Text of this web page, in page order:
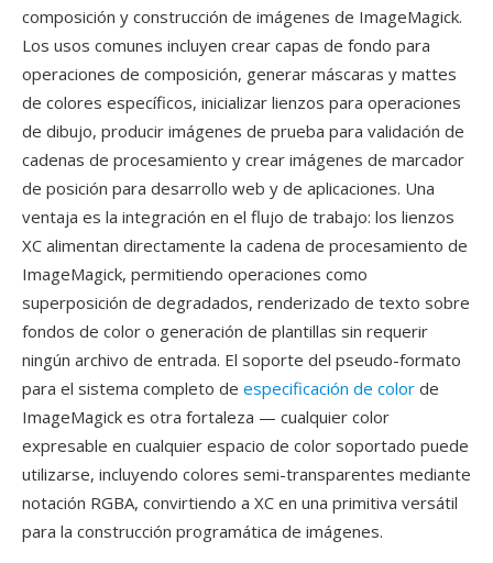
composición y construcción de imágenes de ImageMagick.
Los usos comunes incluyen crear capas de fondo para
operaciones de composición, generar máscaras y mattes
de colores específicos, inicializar lienzos para operaciones
de dibujo, producir imágenes de prueba para validación de
cadenas de procesamiento y crear imágenes de marcador
de posición para desarrollo web y de aplicaciones. Una
ventaja es la integración en el flujo de trabajo: los lienzos
XC alimentan directamente la cadena de procesamiento de
ImageMagick, permitiendo operaciones como
superposición de degradados, renderizado de texto sobre
fondos de color o generación de plantillas sin requerir
ningún archivo de entrada. El soporte del pseudo-formato
para el sistema completo de especificación de color de
ImageMagick es otra fortaleza — cualquier color
expresable en cualquier espacio de color soportado puede
utilizarse, incluyendo colores semi-transparentes mediante
notación RGBA, convirtiendo a XC en una primitiva versátil
para la construcción programática de imágenes.